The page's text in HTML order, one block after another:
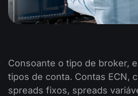
Consoante o tipo de broker,
tipos de conta. Contas ECN,
spreads fixos, spreads